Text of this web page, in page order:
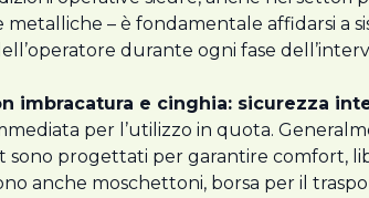
– è fondamentale affidarsi a
durante ogni fase
imbracatura e cinghia: sicurezza
per l’utilizzo in quota.
sono progettati per garantire comfort,
anche moschettoni, borsa per il